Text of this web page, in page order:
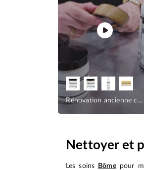
Rénovation ancienne ceinture
Nettoyer et
Les soins Bōmepour